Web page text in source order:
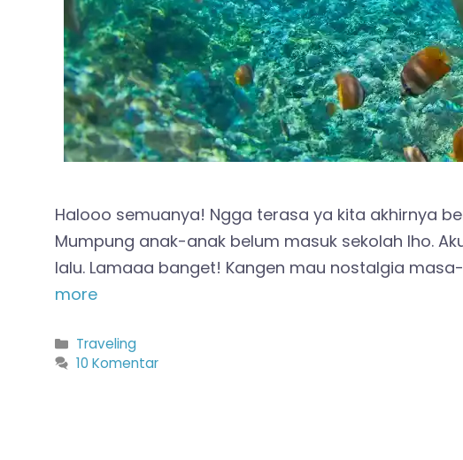
Halooo semuanya! Ngga terasa ya kita akhirnya
Mumpung anak-anak belum masuk sekolah lho.
lalu. Lamaaa banget! Kangen mau nostalgia
more
Kategori
Traveling
10 Komentar